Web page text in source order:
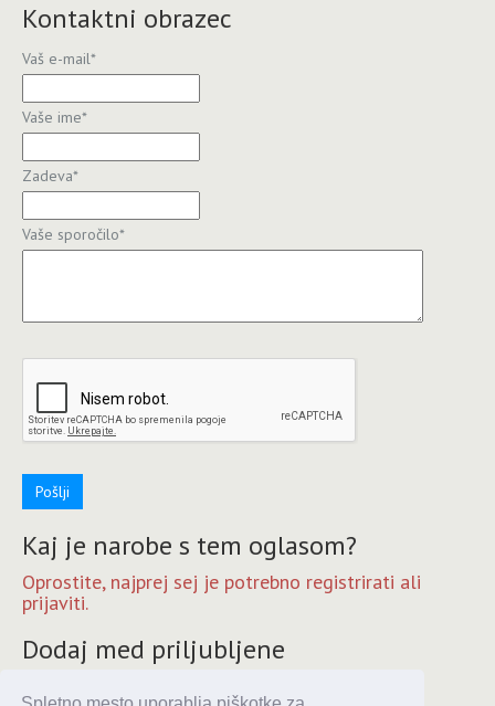
Kontaktni obrazec
Vaš e-mail*
Vaše ime*
Zadeva*
Vaše sporočilo*
Pošlji
Kaj je narobe s tem oglasom?
Oprostite, najprej sej je potrebno registrirati ali
prijaviti.
Dodaj med priljubljene